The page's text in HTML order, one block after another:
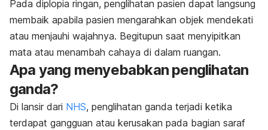
Pada diplopia ringan, penglihatan pasien dapat langsung
membaik apabila pasien mengarahkan objek mendekati
atau menjauhi wajahnya. Begitupun saat menyipitkan
mata atau menambah cahaya di dalam ruangan.
Apa yang menyebabkan penglihatan
ganda?
Di lansir dari NHS, penglihatan ganda terjadi ketika
terdapat gangguan atau kerusakan pada bagian saraf